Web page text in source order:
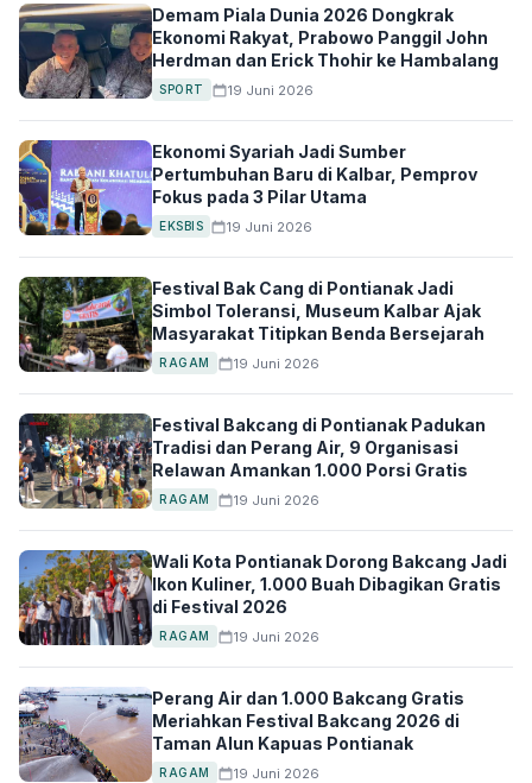
Demam Piala Dunia 2026 Dongkrak
Ekonomi Rakyat, Prabowo Panggil John
Herdman dan Erick Thohir ke Hambalang
SPORT 19 Juni 2026
Ekonomi Syariah Jadi Sumber
Pertumbuhan Baru di Kalbar, Pemprov
Fokus pada 3 Pilar Utama
EKSBIS 19 Juni 2026
Festival Bak Cang di Pontianak Jadi
Simbol Toleransi, Museum Kalbar Ajak
Masyarakat Titipkan Benda Bersejarah
RAGAM 19 Juni 2026
Festival Bakcang di Pontianak Padukan
Tradisi dan Perang Air, 9 Organisasi
Relawan Amankan 1.000 Porsi Gratis
RAGAM 19 Juni 2026
Wali Kota Pontianak Dorong Bakcang Jadi
Ikon Kuliner, 1.000 Buah Dibagikan Gratis
di Festival 2026
RAGAM 19 Juni 2026
Perang Air dan 1.000 Bakcang Gratis
Meriahkan Festival Bakcang 2026 di
Taman Alun Kapuas Pontianak
RAGAM 19 Juni 2026